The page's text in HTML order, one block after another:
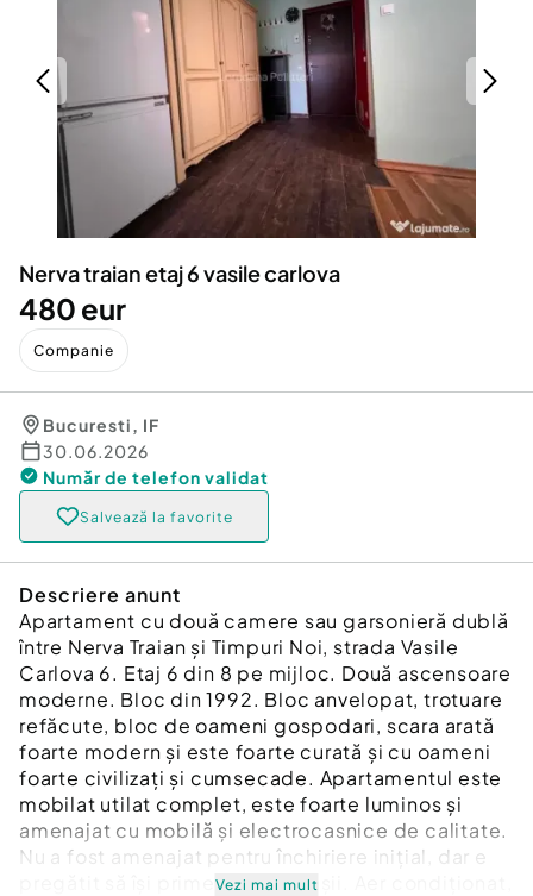
Animale de companie
Afaceri și echipamente profesionale
Inchiriere Bunuri si Vehicule
Utilaje agricole si industriale
Piese auto si accesorii
Dacia Duster
Nerva traian etaj 6 vasile carlova
480 eur
Companie
Bucuresti, IF
30.06.2026
Număr de telefon validat
Salvează la favorite
Descriere anunt
Apartament cu două camere sau garsonieră dublă
între Nerva Traian și Timpuri Noi, strada Vasile
Carlova 6. Etaj 6 din 8 pe mijloc. Două ascensoare
moderne. Bloc din 1992. Bloc anvelopat, trotuare
refăcute, bloc de oameni gospodari, scara arată
foarte modern și este foarte curată și cu oameni
foarte civilizați și cumsecade. Apartamentul este
mobilat utilat complet, este foarte luminos și
amenajat cu mobilă și electrocasnice de calitate.
Nu a fost amenajat pentru închiriere inițial, dar e
pregătit să își primească chiriașii. Aer condiționat,
Vezi mai mult